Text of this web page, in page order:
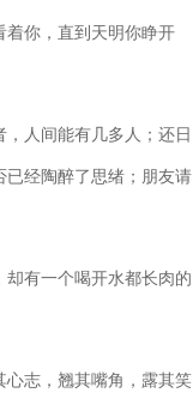
着你，直到天明你睁开
人间能有几多人；还日
经陶醉了思绪；朋友请
有一个喝开水都长肉的
心志，翘其嘴角，露其笑